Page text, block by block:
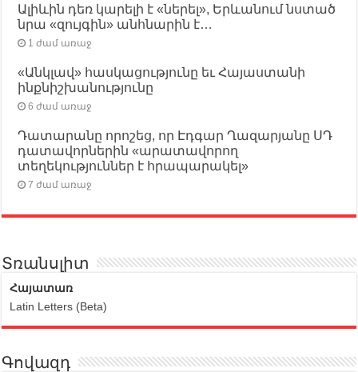
Ալիևին դեռ կարելի է «ներել», Երևանում նստած
նրա «զույգին» անհնարին է…
1 ժամ առաջ
«Անկլավ» հասկացությունը եւ Հայաստանի
ինքնիշխանությունը
6 ժամ առաջ
Դատարանը որոշեց, որ Էդգար Ղազարյանը ՍԴ
դատավորներին «արատավորող
տեղեկություններ է հրապարակել»
7 ժամ առաջ
Տռանսլիտ
Հայատառ
Latin Letters (Beta)
Գովազդ